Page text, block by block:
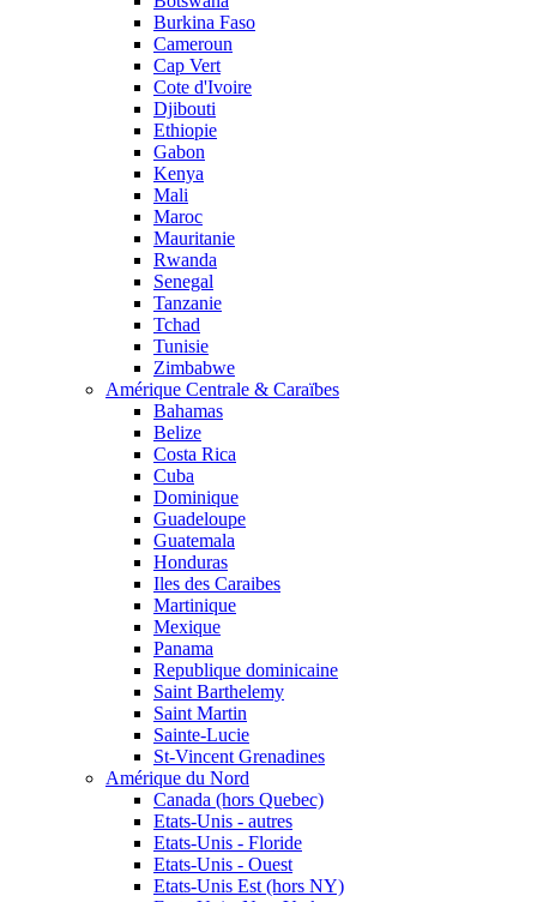
Burkina Faso
Cameroun
Cap Vert
Cote d'Ivoire
Djibouti
Ethiopie
Gabon
Kenya
Mali
Maroc
Mauritanie
Rwanda
Senegal
Tanzanie
Tchad
Tunisie
Zimbabwe
Amérique Centrale & Caraïbes
Bahamas
Belize
Costa Rica
Cuba
Dominique
Guadeloupe
Guatemala
Honduras
Iles des Caraibes
Martinique
Mexique
Panama
Republique dominicaine
Saint Barthelemy
Saint Martin
Sainte-Lucie
St-Vincent Grenadines
Amérique du Nord
Canada (hors Quebec)
Etats-Unis - autres
Etats-Unis - Floride
Etats-Unis - Ouest
Etats-Unis Est (hors NY)